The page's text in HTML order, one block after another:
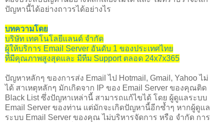
ปัญหานี้ได้อย่างถาวรได้อย่างไร
บทความโดย
บริษัท เทคโนโลยีแลนด์ จำกัด
ผู้ให้บริการ Email Server อันดับ 1 ของประเทศไทย
ที่มีคุณภาพสูงสุดและ มีทีม Support ตลอด 24x7x365
ปัญหาหลักๆ ของการส่ง Email ไป Hotmail, Gmail, Yahoo ไม่
ได้ สาเหตุหลักๆ มักเกิดจาก IP ของ Email Server ของคุณติด
Black List ซึ่งปัญหาเหล่านี้ สามารถแก้ไขได้ โดย ผู้ดูแลระบบ
Email Server ของท่าน แต่มักจะเกิดปัญหานี้อีกซ้ำๆ หากผู้ดูแล
ระบบ Email Server ของคุณ ไม่บริหารจัดการ หรือ จำกัด การ